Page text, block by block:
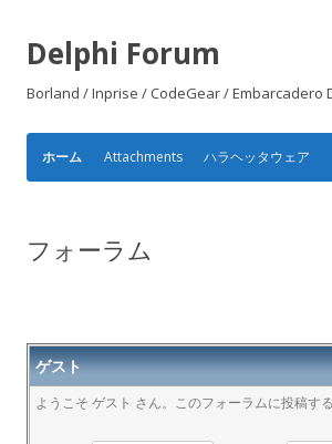
Delphi Forum
Borland / Inprise / CodeGear / Embarcadero
ホーム Attachments ハラヘッタウェア
フォーラム
ゲスト
ようこそ ゲスト さん。このフォーラムに投稿す